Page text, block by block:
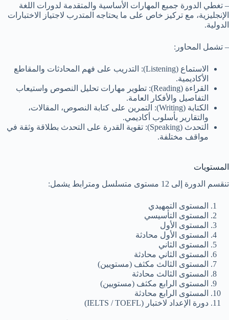
– تغطي الدورة جميع المهارات الأساسية والمتقدمة لدورات اللغة
الإنجليزية، مع تركيز خاص على ما يحتاجه المتدرب لاجتياز الاختبارات
الدولية.
– تشمل المحاور:
الاستماع (Listening): التدريب على فهم المحادثات والمقاطع
الأكاديمية.
القراءة (Reading): تطوير مهارات تحليل النصوص واستيعاب
التفاصيل والأفكار العامة.
الكتابة (Writing): التمرين على كتابة النصوص، المقالات،
والتقارير بأسلوب أكاديمي.
التحدث (Speaking): تقوية القدرة على التحدث بطلاقة وثقة في
مواقف مختلفة.
المستويات
تنقسم الدورة إلى 12 مستوى متسلسل ومترابط يشمل:
المستوى التمهيدي
المستوى التأسيسي
المستوى الأول
المستوى الأول محادثة
المستوى الثاني
المستوى الثاني محادثة
المستوى الثالث مكثف (مستويين)
المستوى الثالث محادثة
المستوى الرابع مكثف (مستويين)
المستوى الرابع محادثة
دورة الإعداد لاختبار (IELTS / TOEFL)